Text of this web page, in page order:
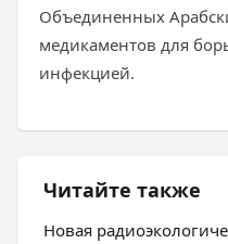
Объединенных
медикаментов для
инфекцией.
Читайте также
Новая